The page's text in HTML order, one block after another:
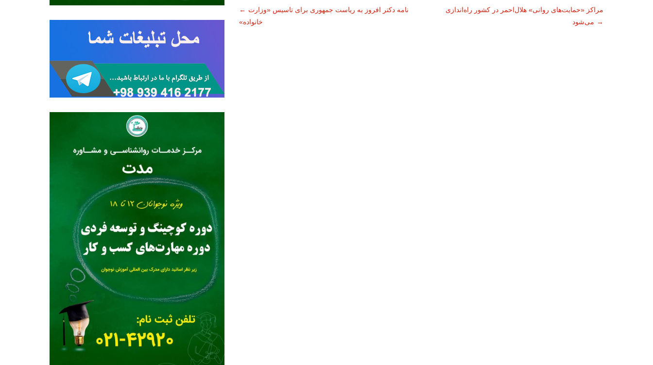
ناوبری
نوشته
← نامه دکتر افروز به ریاست جمهوری برای تاسیس «وزارت
خانواده»
مراکز «حمایت‌های روانی» هلال‌احمر در کشور راه‌اندازی
می‌شود →